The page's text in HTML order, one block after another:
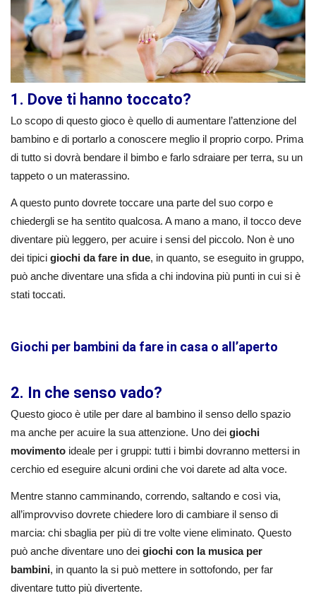
1. Dove ti hanno toccato?
Lo scopo di questo gioco è quello di aumentare l’attenzione del
bambino e di portarlo a conoscere meglio il proprio corpo. Prima
di tutto si dovrà bendare il bimbo e farlo sdraiare per terra, su un
tappeto o un materassino.
A questo punto dovrete toccare una parte del suo corpo e
chiedergli se ha sentito qualcosa. A mano a mano, il tocco deve
diventare più leggero, per acuire i sensi del piccolo. Non è uno
dei tipici giochi da fare in due, in quanto, se eseguito in gruppo,
può anche diventare una sfida a chi indovina più punti in cui si è
stati toccati.
Giochi per bambini da fare in casa o all’aperto
2. In che senso vado?
Questo gioco è utile per dare al bambino il senso dello spazio
ma anche per acuire la sua attenzione. Uno dei giochi
movimento ideale per i gruppi: tutti i bimbi dovranno mettersi in
cerchio ed eseguire alcuni ordini che voi darete ad alta voce.
Mentre stanno camminando, correndo, saltando e così via,
all’improvviso dovrete chiedere loro di cambiare il senso di
marcia: chi sbaglia per più di tre volte viene eliminato. Questo
può anche diventare uno dei giochi con la musica per
bambini, in quanto la si può mettere in sottofondo, per far
diventare tutto più divertente.